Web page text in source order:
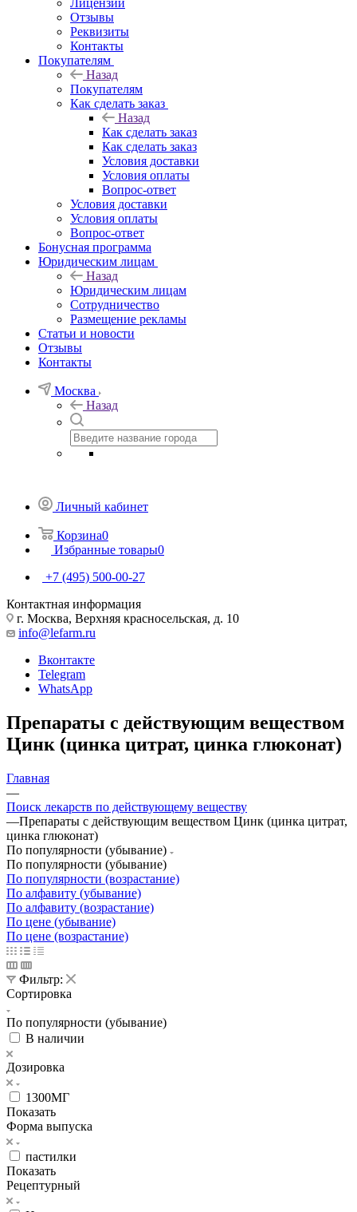
Лицензии
Отзывы
Реквизиты
Контакты
Покупателям
Назад
Покупателям
Как сделать заказ
Назад
Как сделать заказ
Как сделать заказ
Условия доставки
Условия оплаты
Вопрос-ответ
Условия доставки
Условия оплаты
Вопрос-ответ
Бонусная программа
Юридическим лицам
Назад
Юридическим лицам
Сотрудничество
Размещение рекламы
Статьи и новости
Отзывы
Контакты
Москва
Назад
Личный кабинет
Корзина0
Избранные товары0
+7 (495) 500-00-27
Контактная информация
г. Москва, Верхняя красносельская, д. 10
info@lefarm.ru
Вконтакте
Telegram
WhatsApp
Препараты с действующим веществом
Цинк (цинка цитрат, цинка глюконат)
Главная
—
Поиск лекарств по действующему веществу
—Препараты с действующим веществом Цинк (цинка цитрат,
цинка глюконат)
По популярности (убывание)
По популярности (убывание)
По популярности (возрастание)
По алфавиту (убывание)
По алфавиту (возрастание)
По цене (убывание)
По цене (возрастание)
Фильтр:
Сортировка
По популярности (убывание)
В наличии
Дозировка
1300МГ
Показать
Форма выпуска
пастилки
Показать
Рецептурный